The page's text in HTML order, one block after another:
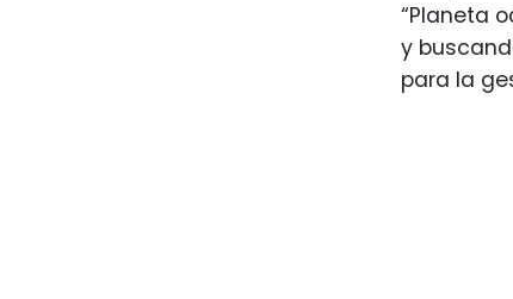
“Planeta
y
para la